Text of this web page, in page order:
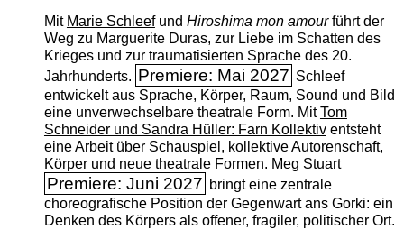
Mit Marie Schleefund Hiroshima mon amourführt der
Weg zu Marguerite Duras, zur Liebe im Schatten des
Krieges und zur traumatisierten Sprache des 20.
Jahrhunderts. Premiere: Mai 2027 Schleef
entwickelt aus Sprache, Körper, Raum, Sound und Bild
eine unverwechselbare theatrale Form. MitTom
Schneider und Sandra Hüller: Farn Kollektiventsteht
eine Arbeit über Schauspiel, kollektive Autorenschaft,
Körper und neue theatrale Formen. Meg Stuart
Premiere: Juni 2027 bringt eine zentrale
choreografische Position der Gegenwart ans Gorki: ein
Denken des Körpers als offener, fragiler, politischer Ort.